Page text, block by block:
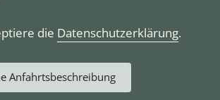
die Datenschutzerklärung.
Anfahrtsbeschreibung